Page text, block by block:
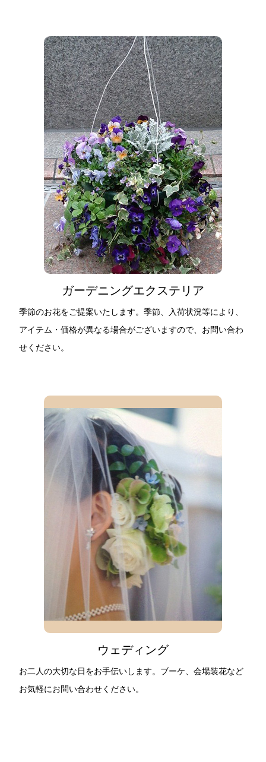
ガーデニングエクステリア
季節のお花をご提案いたします。季節、入荷状況等により、
アイテム・価格が異なる場合がございますので、お問い合わ
せください。
ウェディング
お二人の大切な日をお手伝いします。ブーケ、会場装花など
お気軽にお問い合わせください。